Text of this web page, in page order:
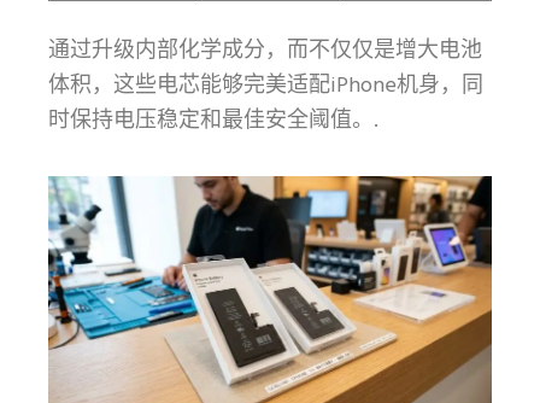
通过升级内部化学成分，而不仅仅是增大电池
体积，这些电芯能够完美适配iPhone机身，同
时保持电压稳定和最佳安全阈值。.